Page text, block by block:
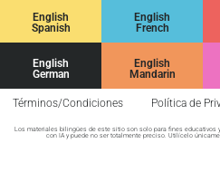
English
Spanish
English
French
English
German
English
Mandarin
Términos/Condiciones Política de
Los materiales bilingües de este sitio son solo para fines educativos
con IA y puede no ser totalmente preciso. Utilícelo